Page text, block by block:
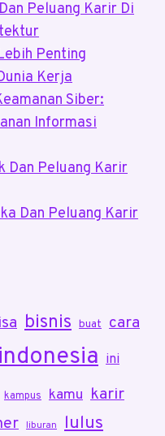
Peluang Karir Di
Penting
Kerja
Siber:
Informasi
Dan Peluang Karir
Dan Peluang Karir
bisnis buat cara
ini
kampus kamu karir
liburan lulus